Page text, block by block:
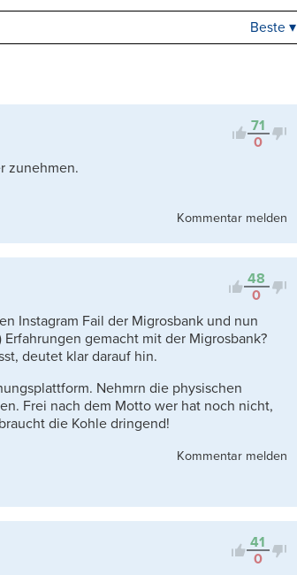
Kontrovers
Beste ▾
71
0
zunehmen.
Kommentar melden
48
0
Instagram Fail der Migrosbank und nun
gemacht mit der Migrosbank?
deutet klar darauf hin.
Nehmrn die physischen
Frei nach dem Motto wer hat noch nicht,
die Kohle dringend!
Kommentar melden
41
0